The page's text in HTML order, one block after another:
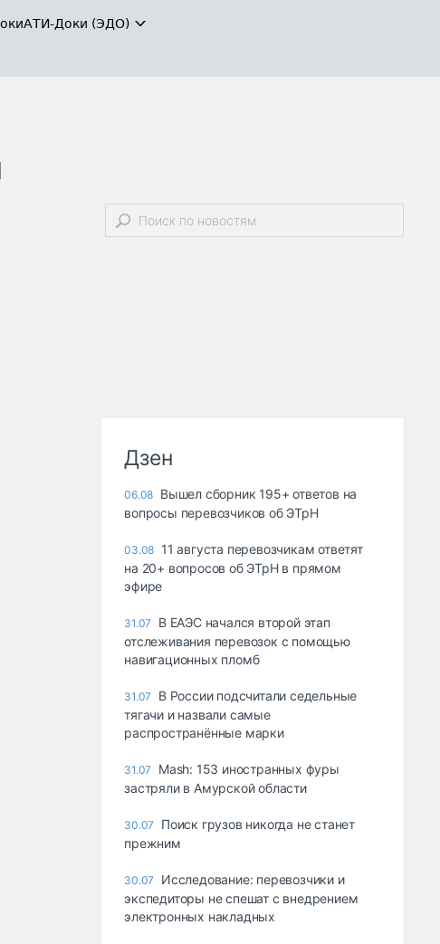
АТИ-Доки (ЭДО)
Дзен
06.08 Вышел сборник 195+ ответов на
вопросы перевозчиков об ЭТрН
03.08 11 августа перевозчикам ответят
на 20+ вопросов об ЭТрН в прямом
эфире
31.07
В ЕАЭС начался второй этап
отслеживания перевозок с помощью
навигационных пломб
31.07
В России подсчитали седельные
тягачи и назвали самые
распространённые марки
31.07
Mash: 153 иностранных фуры
застряли в Амурской области
30.07
Поиск грузов никогда не станет
прежним
30.07
Исследование: перевозчики и
экспедиторы не спешат с внедрением
электронных накладных